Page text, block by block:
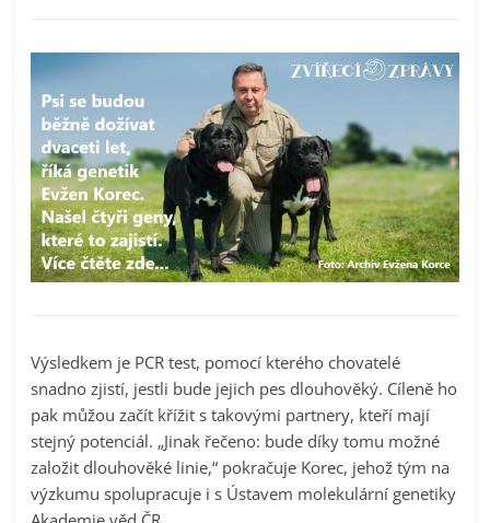
Výsledkem je PCR test, pomocí kterého chovatelé
snadno zjistí, jestli bude jejich pes dlouhověký. Cíleně ho
pak můžou začít křížit s takovými partnery, kteří mají
stejný potenciál. „Jinak řečeno: bude díky tomu možné
založit dlouhověké linie,“ pokračuje Korec, jehož tým na
výzkumu spolupracuje i s Ústavem molekulární genetiky